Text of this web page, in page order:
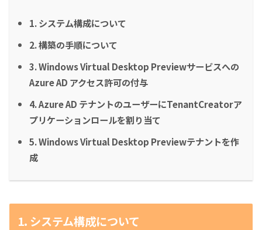
1. システム構成について
2. 構築の手順について
3. Windows Virtual Desktop Previewサービスへの
Azure AD アクセス許可の付与
4. Azure AD テナントのユーザーにTenantCreatorア
プリケーションロールを割り当て
5. Windows Virtual Desktop Previewテナントを作
成
1. システム構成について